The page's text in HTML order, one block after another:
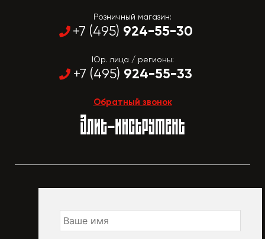
Розничный магазин:
+7 (495) 924-55-30
Юр. лица / регионы:
+7 (495) 924-55-33
Обратный звонок